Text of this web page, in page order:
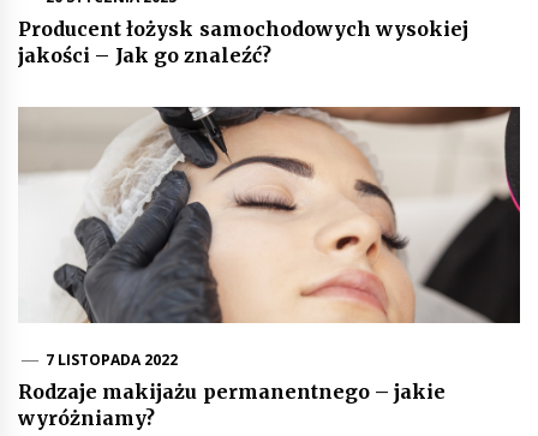
Producent łożysk samochodowych wysokiej
jakości – Jak go znaleźć?
7 LISTOPADA 2022
Rodzaje makijażu permanentnego – jakie
wyróżniamy?